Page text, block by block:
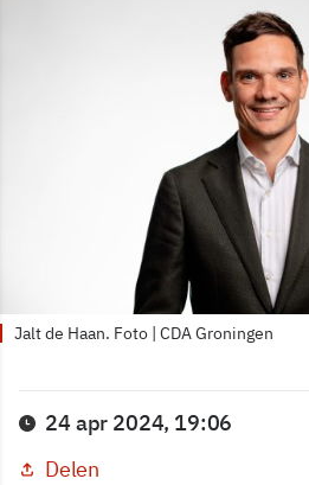
Jalt de Haan. Foto | CDA Groningen
24 apr 2024, 19:06
Delen